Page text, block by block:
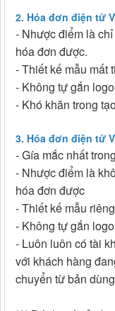
2. Hóa đơn điện tử
- Nhược điểm là
hóa đơn được.
- Thiết kế mẫu mất
- Không tự gắn
- Khó khăn trong
3. Hóa đơn điện tử
- Gía mắc nhất
- Nhược điểm là
hóa đơn được
- Thiết kế mẫu
- Không tự gắn
- Luôn luôn có tài
với khách hàng
chuyển từ bản